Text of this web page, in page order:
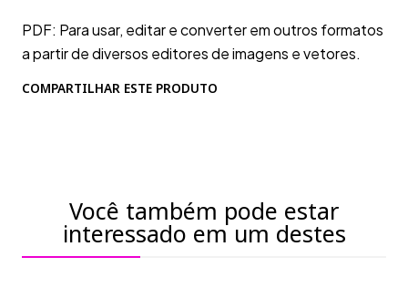
PDF: Para usar, editar e converter em outros formatos
a partir de diversos editores de imagens e vetores.
COMPARTILHAR ESTE PRODUTO
Você também pode estar
interessado em um destes